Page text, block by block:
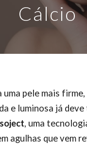
Cálcio
uma pele mais firme,
e luminosa já
, uma
agulhas que vem